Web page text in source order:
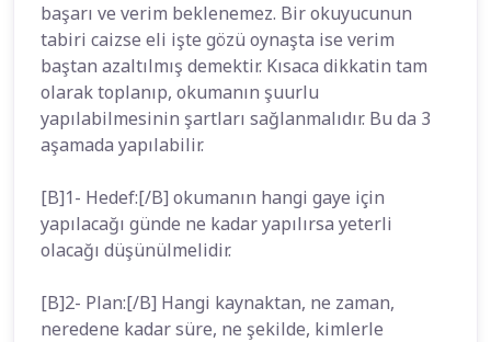
başarı ve verim beklenemez. Bir okuyucunun
tabiri caizse eli işte gözü oynaşta ise verim
baştan azaltılmış demektir. Kısaca dikkatin tam
olarak toplanıp, okumanın şuurlu
yapılabilmesinin şartları sağlanmalıdır. Bu da 3
aşamada yapılabilir.
[B]1- Hedef:[/B] okumanın hangi gaye için
yapılacağı günde ne kadar yapılırsa yeterli
olacağı düşünülmelidir.
[B]2- Plan:[/B] Hangi kaynaktan, ne zaman,
neredene kadar süre, ne şekilde, kimlerle